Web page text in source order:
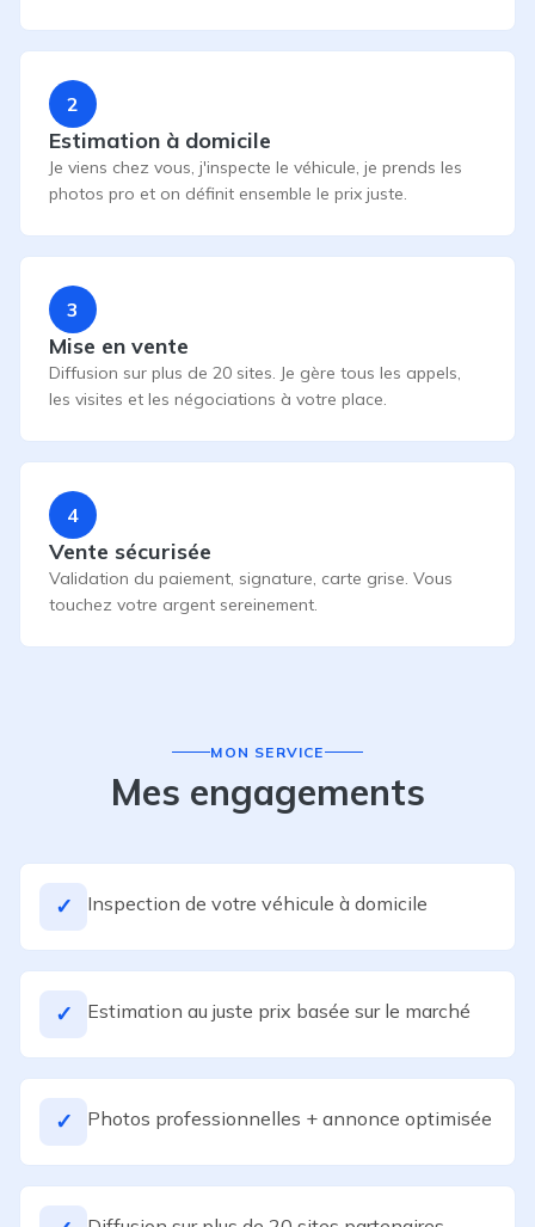
2
Estimation à domicile
Je viens chez vous, j'inspecte le véhicule, je prends les
photos pro et on définit ensemble le prix juste.
3
Mise en vente
Diffusion sur plus de 20 sites. Je gère tous les appels,
les visites et les négociations à votre place.
4
Vente sécurisée
Validation du paiement, signature, carte grise. Vous
touchez votre argent sereinement.
MON SERVICE
Mes engagements
✓ Inspection de votre véhicule à domicile
✓ Estimation au juste prix basée sur le marché
✓ Photos professionnelles + annonce optimisée